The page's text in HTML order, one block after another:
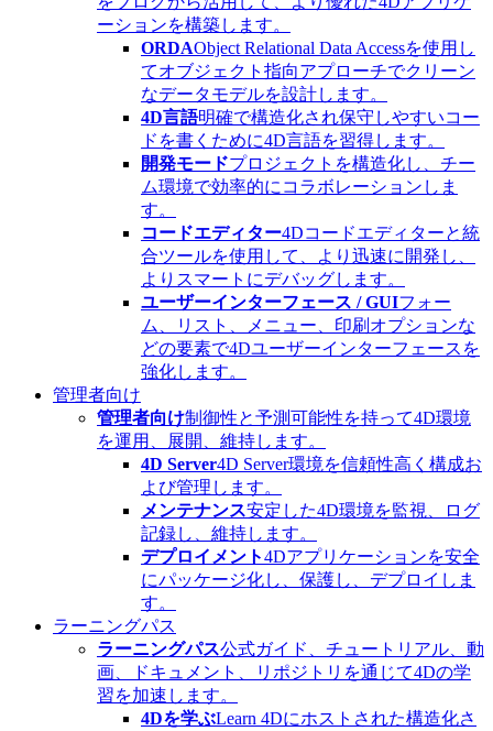
ーションを構築します。
ORDAObject Relational Data Accessを使用し
てオブジェクト指向アプローチでクリーン
なデータモデルを設計します。
4D言語明確で構造化され保守しやすいコー
ドを書くために4D言語を習得します。
開発モードプロジェクトを構造化し、チー
ム環境で効率的にコラボレーションしま
す。
コードエディター4Dコードエディターと統
合ツールを使用して、より迅速に開発し、
よりスマートにデバッグします。
ユーザーインターフェース / GUIフォー
ム、リスト、メニュー、印刷オプションな
どの要素で4Dユーザーインターフェースを
強化します。
管理者向け
管理者向け制御性と予測可能性を持って4D環境
を運用、展開、維持します。
4D Server4D Server環境を信頼性高く構成お
よび管理します。
メンテナンス安定した4D環境を監視、ログ
記録し、維持します。
デプロイメント4Dアプリケーションを安全
にパッケージ化し、保護し、デプロイしま
す。
ラーニングパス
ラーニングパス公式ガイド、チュートリアル、動
画、ドキュメント、リポジトリを通じて4Dの学
習を加速します。
4Dを学ぶLearn 4Dにホストされた構造化さ